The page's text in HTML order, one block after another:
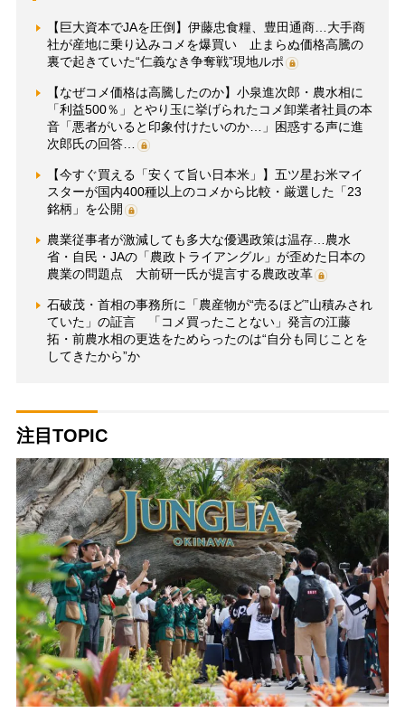
【巨大資本でJAを圧倒】伊藤忠食糧、豊田通商…大手商
社が産地に乗り込みコメを爆買い 止まらぬ価格高騰の
裏で起きていた“仁義なき争奪戦”現地ルポ
【なぜコメ価格は高騰したのか】小泉進次郎・農水相に
「利益500％」とやり玉に挙げられたコメ卸業者社員の本
音「悪者がいると印象付けたいのか…」困惑する声に進
次郎氏の回答…
【今すぐ買える「安くて旨い日本米」】五ツ星お米マイ
スターが国内400種以上のコメから比較・厳選した「23
銘柄」を公開
農業従事者が激減しても多大な優遇政策は温存…農水
省・自民・JAの「農政トライアングル」が歪めた日本の
農業の問題点 大前研一氏が提言する農政改革
石破茂・首相の事務所に「農産物が“売るほど”山積みされ
ていた」の証言 「コメ買ったことない」発言の江藤
拓・前農水相の更迭をためらったのは“自分も同じことを
してきたから”か
注目TOPIC